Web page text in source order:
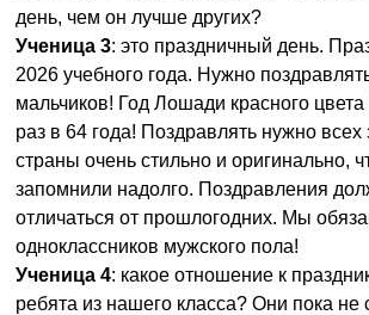
день, чем он лучше других?
Ученица 3: это праздничный день.
2026 учебного года. Нужно
мальчиков! Год Лошади красного
раз в 64 года! Поздравлять нужно всех
страны очень стильно и оригинально,
запомнили надолго. Поздравления
отличаться от прошлогодних. Мы
одноклассников мужского пола!
Ученица 4: какое отношение к
ребята из нашего класса? Они пока не